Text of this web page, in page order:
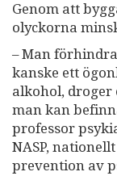
Genom att
olyckorna
– Man
kanske ett
alkohol,
man kan
professor
NASP,
prevention av